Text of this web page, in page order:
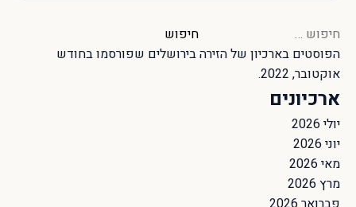
חיפוש:
הפוסטים בארכיון שלהזירה בירושלים שפורסמו בחודש
אוקטובר, 2022.
ארכיונים
יולי 2026
יוני 2026
מאי 2026
מרץ 2026